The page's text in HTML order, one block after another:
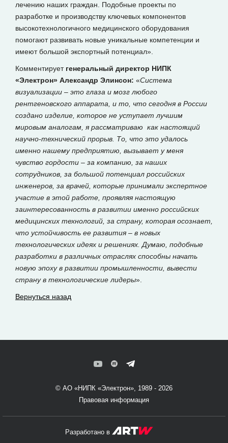
лечению наших граждан. Подобные проекты по
разработке и производству ключевых компонентов
высокотехнологичного медицинского оборудования
помогают развивать новые уникальные компетенции и
имеют большой экспортный потенциал».
Комментирует генеральный директор НИПК
«Электрон» Александр Элинсон: «Система
визуализации – это глаза и мозг любого
рентгеновского аппарата, и то, что сегодня в России
создано изделие, которое не уступает лучшим
мировым аналогам, я рассматриваю как настоящий
научно-технический прорыв. То, что это удалось
именно нашему предприятию, вызывает у меня
чувство гордости – за компанию, за наших
сотрудников, за большой потенциал российских
инженеров, за врачей, которые принимали экспертное
участие в этой работе, проявляя настоящую
заинтересованность в развитии именно российских
медицинских технологий, за страну, которая осознает,
что устойчивость ее развития – в новых
технологических идеях и решениях. Думаю, подобные
разработки в различных отраслях способны начать
новую эпоху в развитии промышленности, вывести
страну в технологические лидеры».
Вернуться назад
© АО «НИПК «Электрон», 1989 - 2026
Правовая информация
Разработано в